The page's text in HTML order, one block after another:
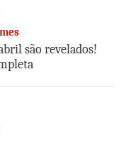
são revelados!